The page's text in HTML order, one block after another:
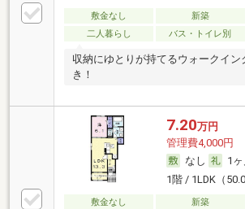
敷金なし 新築
二人暮らし
バス・トイレ別
収納にゆとりが持てるウォークイン
き！
7.20万円
管理費4,000円
なし
1ヶ
1階 / 1LDK（
敷金なし 新築